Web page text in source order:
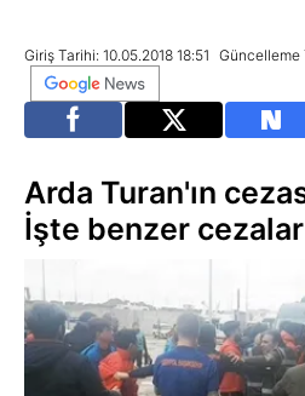
Giriş Tarihi: 10.05.2018 18:51 Güncelleme
Arda Turan'ın
İşte benzer